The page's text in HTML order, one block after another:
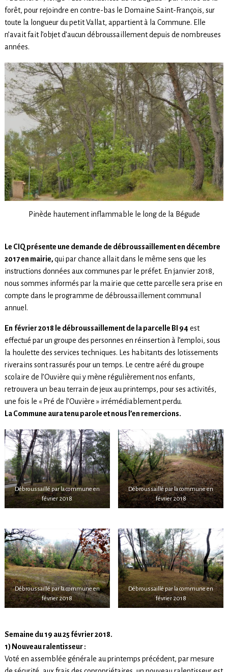
forêt, pour rejoindre en contre-bas le Domaine Saint-François, sur
toute la longueur du petit Vallat, appartient à la Commune. Elle
n’avait fait l’objet d’aucun débroussaillement depuis de nombreuses
années.
Pinède hautement inflammable le long de la Bégude
Le CIQ présente une demande de débroussaillement en décembre
2017 en mairie,qui par chance allait dans le même sens que les
instructions données aux communes par le préfet. En janvier 2018,
nous sommes informés par la mairie que cette parcelle sera prise en
compte dans le programme de débroussaillement communal
annuel.
En février 2018 le débroussaillement de la parcelle BI 94 est
effectué par un groupe des personnes en réinsertion à l’emploi, sous
la houlette des services techniques. Les habitants des lotissements
riverains sont rassurés pour un temps. Le centre aéré du groupe
scolaire de l’Ouvière qui y mène régulièrement nos enfants,
retrouvera un beau terrain de jeux au printemps, pour ses activités,
une fois le « Pré de l’Ouvière » irrémédiablement perdu.
La Commune aura tenu parole et nous l’en remercions.
Débroussaillé par la commune en
février 2018
Débroussaillé par la commune en
février 2018
Débroussaillé par la commune en
février 2018
Débroussaillé par la commune en
février 2018
Semaine du 19 au 25 février 2018.
1) Nouveau ralentisseur :
Voté en assemblée générale au printemps précédent, par mesure